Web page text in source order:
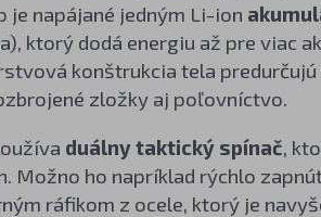
je napájané jedným Li-ion
ktorý dodá energiu až pre viac
konštrukcia tela
zložky aj poľovníctvo.
duálny taktický spínač,
Možno ho napríklad rýchlo
ráfikom z ocele, ktorý je